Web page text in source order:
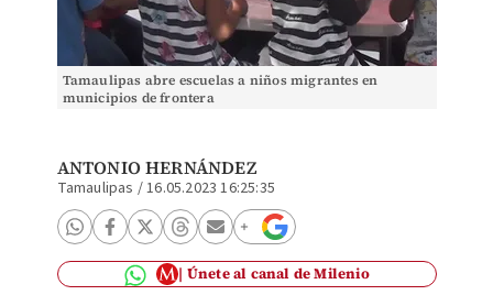
Tamaulipas abre escuelas a niños migrantes en
municipios de frontera
ANTONIO HERNÁNDEZ
Tamaulipas /16.05.2023 16:25:35
Únete al canal de Milenio